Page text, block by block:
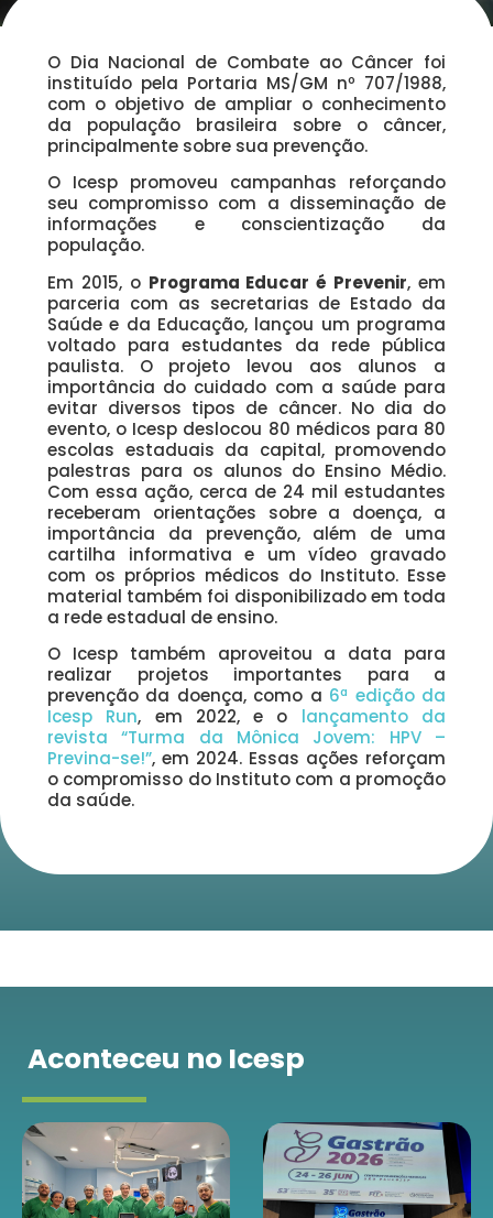
O Dia Nacional de Combate ao Câncer foi
instituído pela Portaria MS/GM nº 707/1988,
com o objetivo de ampliar o conhecimento
da população brasileira sobre o câncer,
principalmente sobre sua prevenção.
O Icesp promoveu campanhas reforçando
seu compromisso com a disseminação de
informações e conscientização da
população.
Em 2015, o Programa Educar é Prevenir, em
parceria com as secretarias de Estado da
Saúde e da Educação, lançou um programa
voltado para estudantes da rede pública
paulista. O projeto levou aos alunos a
importância do cuidado com a saúde para
evitar diversos tipos de câncer. No dia do
evento, o Icesp deslocou 80 médicos para 80
escolas estaduais da capital, promovendo
palestras para os alunos do Ensino Médio.
Com essa ação, cerca de 24 mil estudantes
receberam orientações sobre a doença, a
importância da prevenção, além de uma
cartilha informativa e um vídeo gravado
com os próprios médicos do Instituto. Esse
material também foi disponibilizado em toda
a rede estadual de ensino.
O Icesp também aproveitou a data para
realizar projetos importantes para a
prevenção da doença, como a 6ª edição da
Icesp Run, em 2022, e o lançamento da
revista “Turma da Mônica Jovem: HPV –
Previna-se!”, em 2024. Essas ações reforçam
o compromisso do Instituto com a promoção
da saúde.
Aconteceu no Icesp